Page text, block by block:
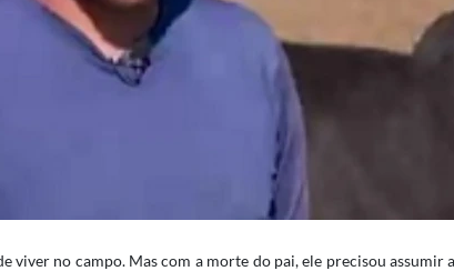
viver no campo. Mas com a morte do pai, ele precisou